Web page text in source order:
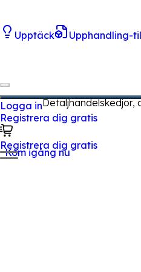
Upptäck Upphandling-
Logga in
Registrera dig gratis
Registrera dig gratis
Detaljhandelskedjor,
Kom igång nu